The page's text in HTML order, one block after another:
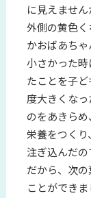
に見えませ
外側の黄色
かおばあち
小さかった
たことを子
度大きくな
のをあきら
栄養をつく
注ぎ込んだの
だから、次
ことができ